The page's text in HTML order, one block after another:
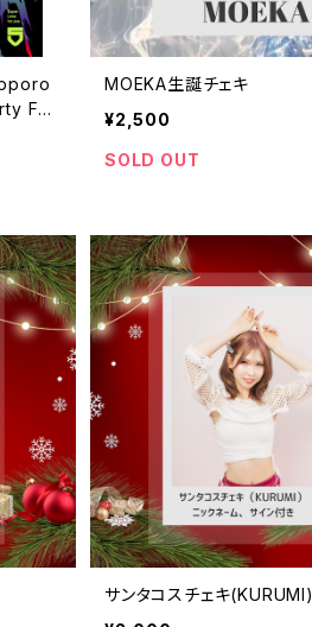
FC
ツ付
MOEKA生誕チェキ
¥2,500
SOLD OUT
サンタコスチェキ(KURUMI)